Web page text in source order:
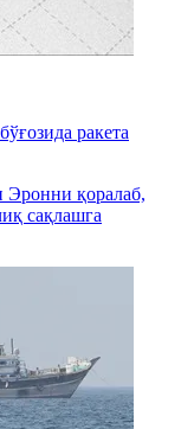
ракета
Эронни қоралаб,
сақлашга